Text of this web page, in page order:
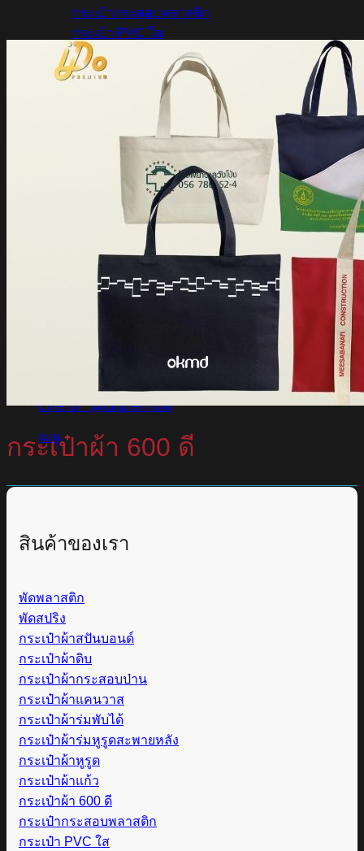
กระเป๋ากระสอบพลาสติก
กระเป๋า PVC ใส
กระเป๋าหนัง PU
ของพรีเมี่ยม
ผ้ากันเปื้อน
ซองกันน้ำ
แฟ้มใส่เอกสาร
เกี่ยวกับเรา
Line ID : @idopremium
เมนู
กระเป๋าผ้า 600 ดี
สินค้าของเรา
พัดพลาสติก
พัดสปริง
กระเป๋าผ้าสปันบอนด์
กระเป๋าผ้าดิบ
กระเป๋าผ้ากระสอบป่าน
กระเป๋าผ้าแคนวาส
กระเป๋าผ้าร่มพับได้
กระเป๋าผ้าร่มหูรูดสะพายหลัง
กระเป๋าผ้าหูรูด
กระเป๋าผ้าแก้ว
กระเป๋าผ้า 600 ดี
กระเป๋ากระสอบพลาสติก
กระเป๋า PVC ใส